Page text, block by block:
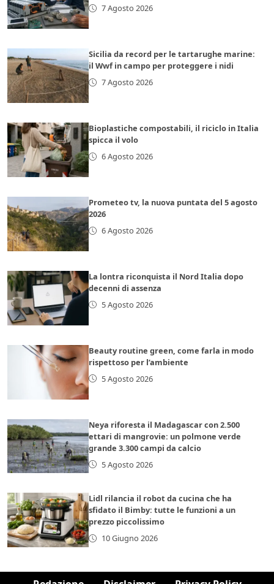
7 Agosto 2026
Sicilia da record per le tartarughe marine:
il Wwf in campo per proteggere i nidi
7 Agosto 2026
Bioplastiche compostabili, il riciclo in Italia
spicca il volo
6 Agosto 2026
Prometeo tv, la nuova puntata del 5 agosto
2026
6 Agosto 2026
La lontra riconquista il Nord Italia dopo
decenni di assenza
5 Agosto 2026
Beauty routine green, come farla in modo
rispettoso per l’ambiente
5 Agosto 2026
Neya riforesta il Madagascar con 2.500
ettari di mangrovie: un polmone verde
grande 3.300 campi da calcio
5 Agosto 2026
Lidl rilancia il robot da cucina che ha
sfidato il Bimby: tutte le funzioni a un
prezzo piccolissimo
10 Giugno 2026